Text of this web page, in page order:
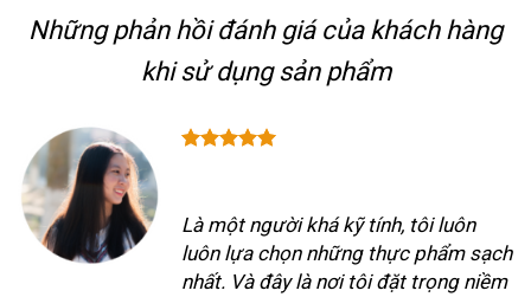
Những phản hồi đánh giá của khách hàng
khi sử dụng sản phẩm
Là một người khá kỹ tính, tôi luôn
luôn lựa chọn những thực phẩm sạch
nhất. Và đây là nơi tôi đặt trọng niềm